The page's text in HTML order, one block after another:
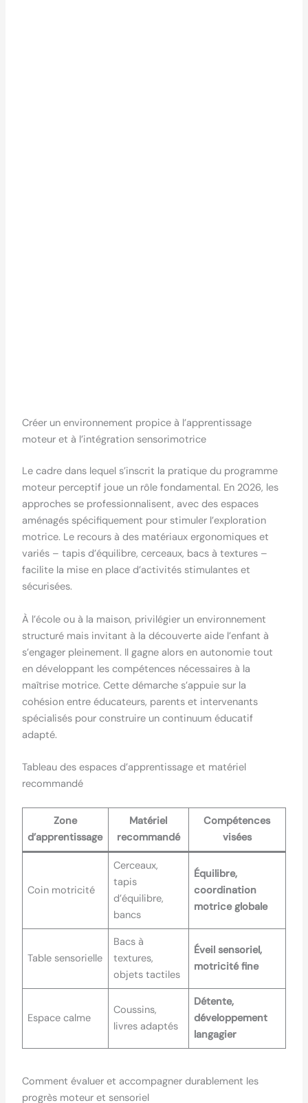
Créer un environnement propice à l’apprentissage
moteur et à l’intégration sensorimotrice
Le cadre dans lequel s’inscrit la pratique du programme
moteur perceptif joue un rôle fondamental. En 2026, les
approches se professionnalisent, avec des espaces
aménagés spécifiquement pour stimuler l’exploration
motrice. Le recours à des matériaux ergonomiques et
variés – tapis d’équilibre, cerceaux, bacs à textures –
facilite la mise en place d’activités stimulantes et
sécurisées.
À l’école ou à la maison, privilégier un environnement
structuré mais invitant à la découverte aide l’enfant à
s’engager pleinement. Il gagne alors en autonomie tout
en développant les compétences nécessaires à la
maîtrise motrice. Cette démarche s’appuie sur la
cohésion entre éducateurs, parents et intervenants
spécialisés pour construire un continuum éducatif
adapté.
Tableau des espaces d’apprentissage et matériel
recommandé
Zone
d’apprentissage
Matériel
recommandé
Compétences
visées
Coin motricité
Cerceaux,
tapis
d’équilibre,
bancs
Équilibre,
coordination
motrice globale
Table sensorielle
Bacs à
textures,
objets tactiles
Éveil sensoriel,
motricité fine
Espace calme
Coussins,
livres adaptés
Détente,
développement
langagier
Comment évaluer et accompagner durablement les
progrès moteur et sensoriel